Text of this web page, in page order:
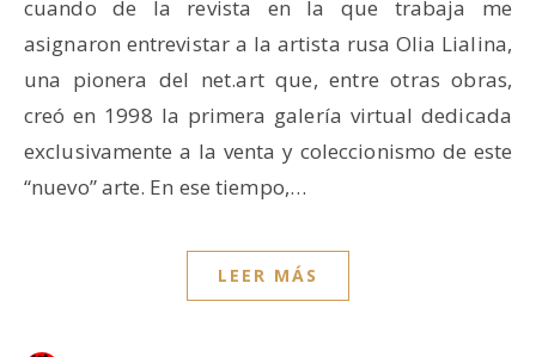
cuando de la revista en la que trabaja me
asignaron entrevistar a la artista rusa Olia Lialina,
una pionera del net.art que, entre otras obras,
creó en 1998 la primera galería virtual dedicada
exclusivamente a la venta y coleccionismo de este
“nuevo” arte. En ese tiempo,…
LEER MÁS